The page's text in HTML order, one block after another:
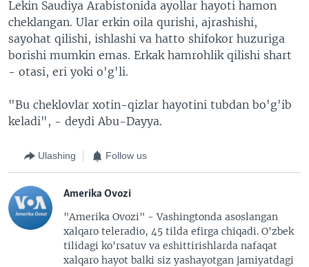
Lekin Saudiya Arabistonida ayollar hayoti hamon
cheklangan. Ular erkin oila qurishi, ajrashishi,
sayohat qilishi, ishlashi va hatto shifokor huzuriga
borishi mumkin emas. Erkak hamrohlik qilishi shart
- otasi, eri yoki o'g'li.
"Bu cheklovlar xotin-qizlar hayotini tubdan bo'g'ib
keladi", - deydi Abu-Dayya.
Ulashing Follow us
Amerika Ovozi
"Amerika Ovozi" - Vashingtonda asoslangan
xalqaro teleradio, 45 tilda efirga chiqadi. O'zbek
tilidagi ko'rsatuv va eshittirishlarda nafaqat
xalqaro hayot balki siz yashayotgan jamiyatdagi